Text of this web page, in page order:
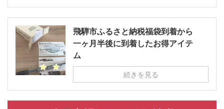
飛騨市ふるさと納税福袋到着から
一ヶ月半後に到着したお得アイテ
ム
続きを見る